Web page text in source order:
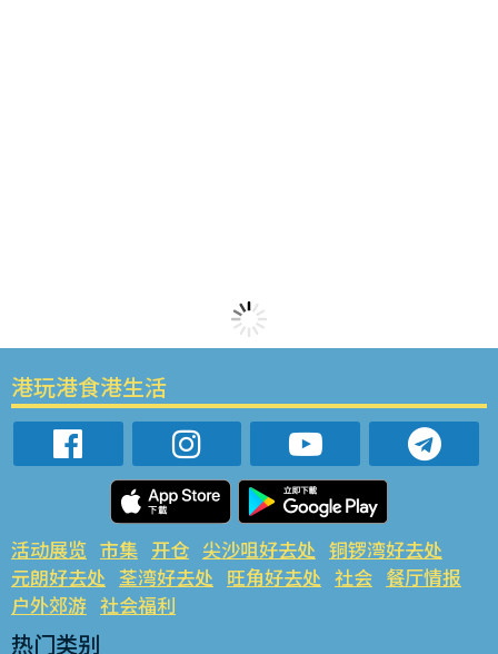
港玩港食港生活
活动展览 市集 开仓 尖沙咀好去处 铜锣湾好去处
元朗好去处 荃湾好去处 旺角好去处 社会 餐厅情报
户外郊游 社会福利
热门类别